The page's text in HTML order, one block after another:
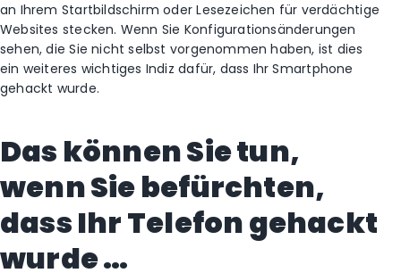
an Ihrem Startbildschirm oder Lesezeichen für verdächtige
Websites stecken. Wenn Sie Konfigurationsänderungen
sehen, die Sie nicht selbst vorgenommen haben, ist dies
ein weiteres wichtiges Indiz dafür, dass Ihr Smartphone
gehackt wurde.
Das können Sie tun,
wenn Sie befürchten,
dass Ihr Telefon gehackt
wurde …